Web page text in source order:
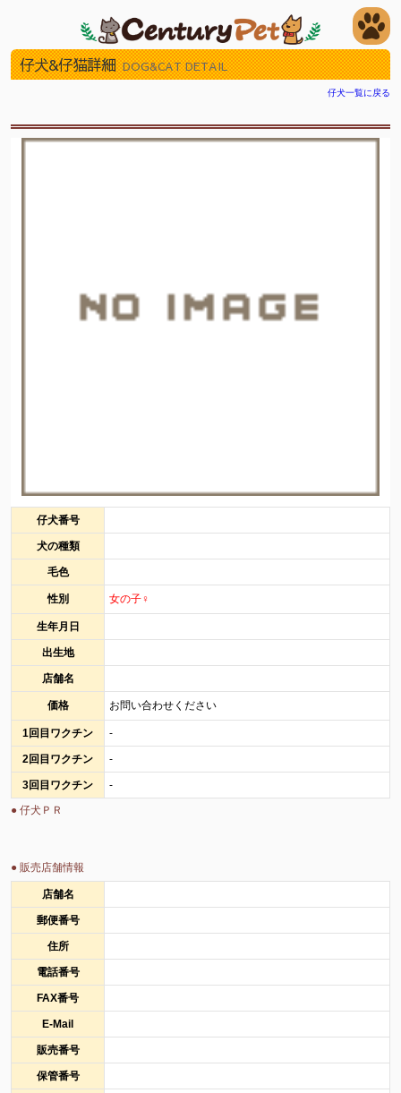
仔犬&仔猫詳細 DOG&CAT DETAIL
仔犬一覧に戻る
仔犬番号
犬の種類
毛色
性別 女の子♀
生年月日
出生地
店舗名
価格 お問い合わせください
1回目ワクチン -
2回目ワクチン -
3回目ワクチン
-
● 仔犬ＰＲ
● 販売店舗情報
店舗名
郵便番号
住所
電話番号
FAX番号
E-Mail
販売番号
保管番号